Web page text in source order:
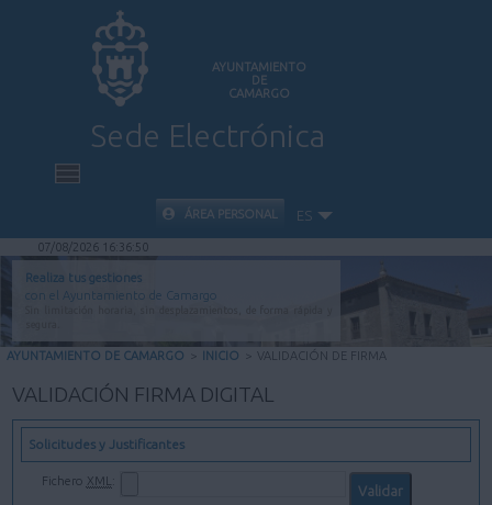
AYUNTAMIENTO
DE
CAMARGO
Sede Electrónica
INICIO
INFORMACIÓN PÚBLICA
CARPETA CIUDADANA
ÁREA PERSONAL ES
07/08/2026 16:36:50
Realiza tus gestiones
con el Ayuntamiento de Camargo
AYUNTAMIENTO DE CAMARGO > INICIO > VALIDACIÓN DE FIRMA
VALIDACIÓN FIRMA DIGITAL
Solicitudes y Justificantes
Fichero XML